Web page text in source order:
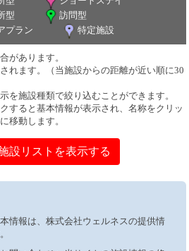
型
訪問型
プラン
特定施設
があります。
れます。（当施設からの距離が近い順に30
を施設種類で絞り込むことができます。
すると基本情報が表示され、名称をクリッ
移動します。
設リストを表示する
情報は、株式会社ウェルネスの提供情